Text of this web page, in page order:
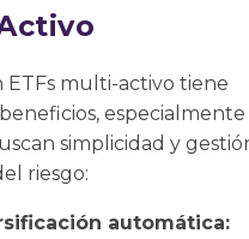
ETFs multi-activo tiene
especialmente
simplicidad y
riesgo:
automática: